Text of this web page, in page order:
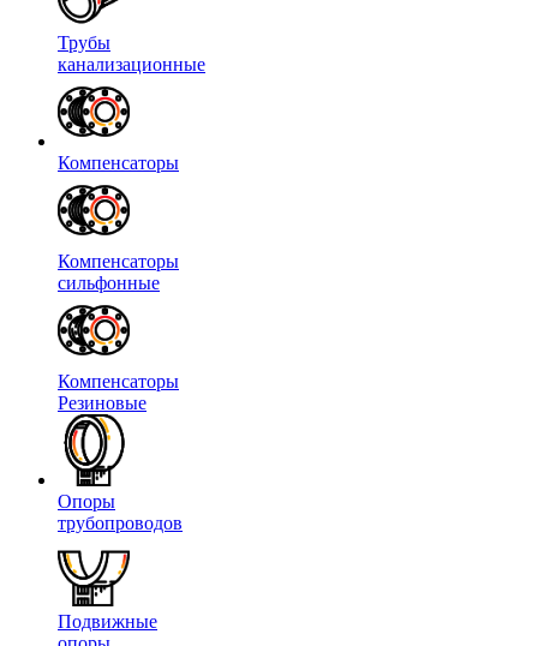
Трубы
канализационные
Компенсаторы
Компенсаторы
сильфонные
Компенсаторы
Резиновые
Опоры
трубопроводов
Подвижные